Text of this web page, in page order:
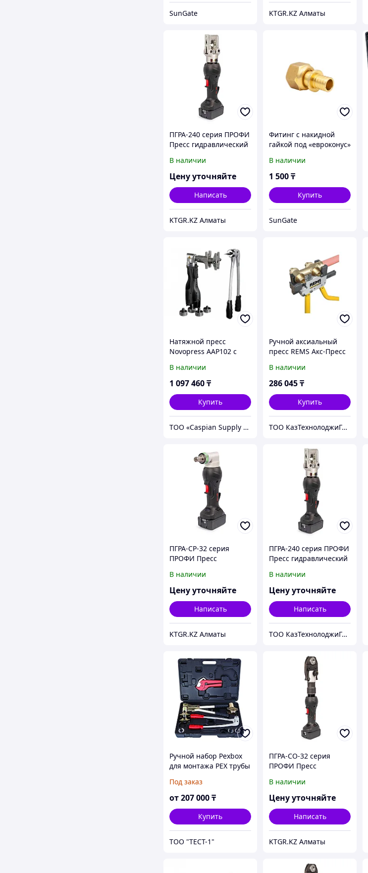
SunGate KTGR.KZ Алматы
ПГРА-240 серия ПРОФИ
Пресс гидравлический
В наличии
Цену уточняйте
Написать
KTGR.KZ Алматы
Фитинг с накидной
гайкой под «евроконус»
аксиальная
В наличии
1 500₸
Купить
SunGate
Натяжной пресс
Novopress AAP102 с
для систем Rehau с
PPSU гильзами
В наличии
1 097 460₸
Купить
ТОО «Caspian Supply Solutions (Каспиан сапплай солуюшнс)»
Ручной аксиальный
пресс REMS Акс-Пресс
В наличии
286 045₸
Купить
ТОО КазТехнолоджиГрупп Астана
ПГРА-СР-32 серия
ПРОФИ Пресс
аккумуляторный
В наличии
Цену уточняйте
Написать
KTGR.KZ Алматы
ПГРА-240 серия ПРОФИ
Пресс гидравлический
В наличии
Цену уточняйте
Написать
ТОО КазТехнолоджиГрупп Астана
Ручной набор Pexbox
для монтажа PEX трубы
Под заказ
от207 000₸
Купить
ТОО "ТЕСТ-1"
ПГРА-СО-32 серия
ПРОФИ Пресс
аккумуляторный
В наличии
Цену уточняйте
Написать
KTGR.KZ Алматы